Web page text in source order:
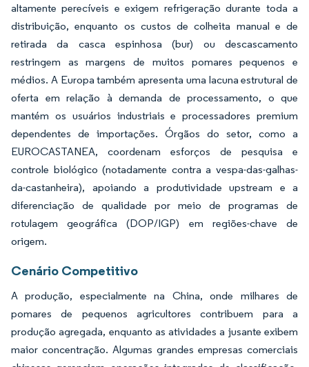
altamente perecíveis e exigem refrigeração durante toda a
distribuição, enquanto os custos de colheita manual e de
retirada da casca espinhosa (bur) ou descascamento
restringem as margens de muitos pomares pequenos e
médios. A Europa também apresenta uma lacuna estrutural de
oferta em relação à demanda de processamento, o que
mantém os usuários industriais e processadores premium
dependentes de importações. Órgãos do setor, como a
EUROCASTANEA, coordenam esforços de pesquisa e
controle biológico (notadamente contra a vespa-das-galhas-
da-castanheira), apoiando a produtividade upstream e a
diferenciação de qualidade por meio de programas de
rotulagem geográfica (DOP/IGP) em regiões-chave de
origem.
Cenário Competitivo
A produção, especialmente na China, onde milhares de
pomares de pequenos agricultores contribuem para a
produção agregada, enquanto as atividades a jusante exibem
maior concentração. Algumas grandes empresas comerciais